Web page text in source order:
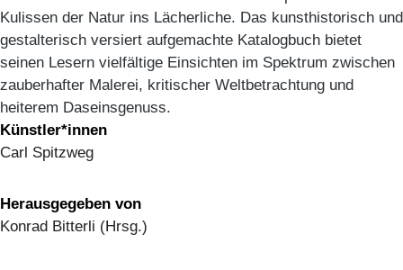
Kulissen der Natur ins Lächerliche. Das kunsthistorisch und
gestalterisch versiert aufgemachte Katalogbuch bietet
seinen Lesern vielfältige Einsichten im Spektrum zwischen
zauberhafter Malerei, kritischer Weltbetrachtung und
heiterem Daseinsgenuss.
Künstler*innen
Carl Spitzweg
Herausgegeben von
Konrad Bitterli (Hrsg.)